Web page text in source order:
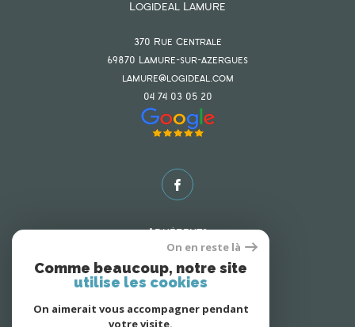
Logideal Lamure
370 Rue Centrale
69870 lamure-sur-azergues
lamure@logideal.com
04 74 03 05 20
On en reste là
Comme beaucoup, notre site
utilise les cookies
On aimerait vous accompagner pendant
votre visite.